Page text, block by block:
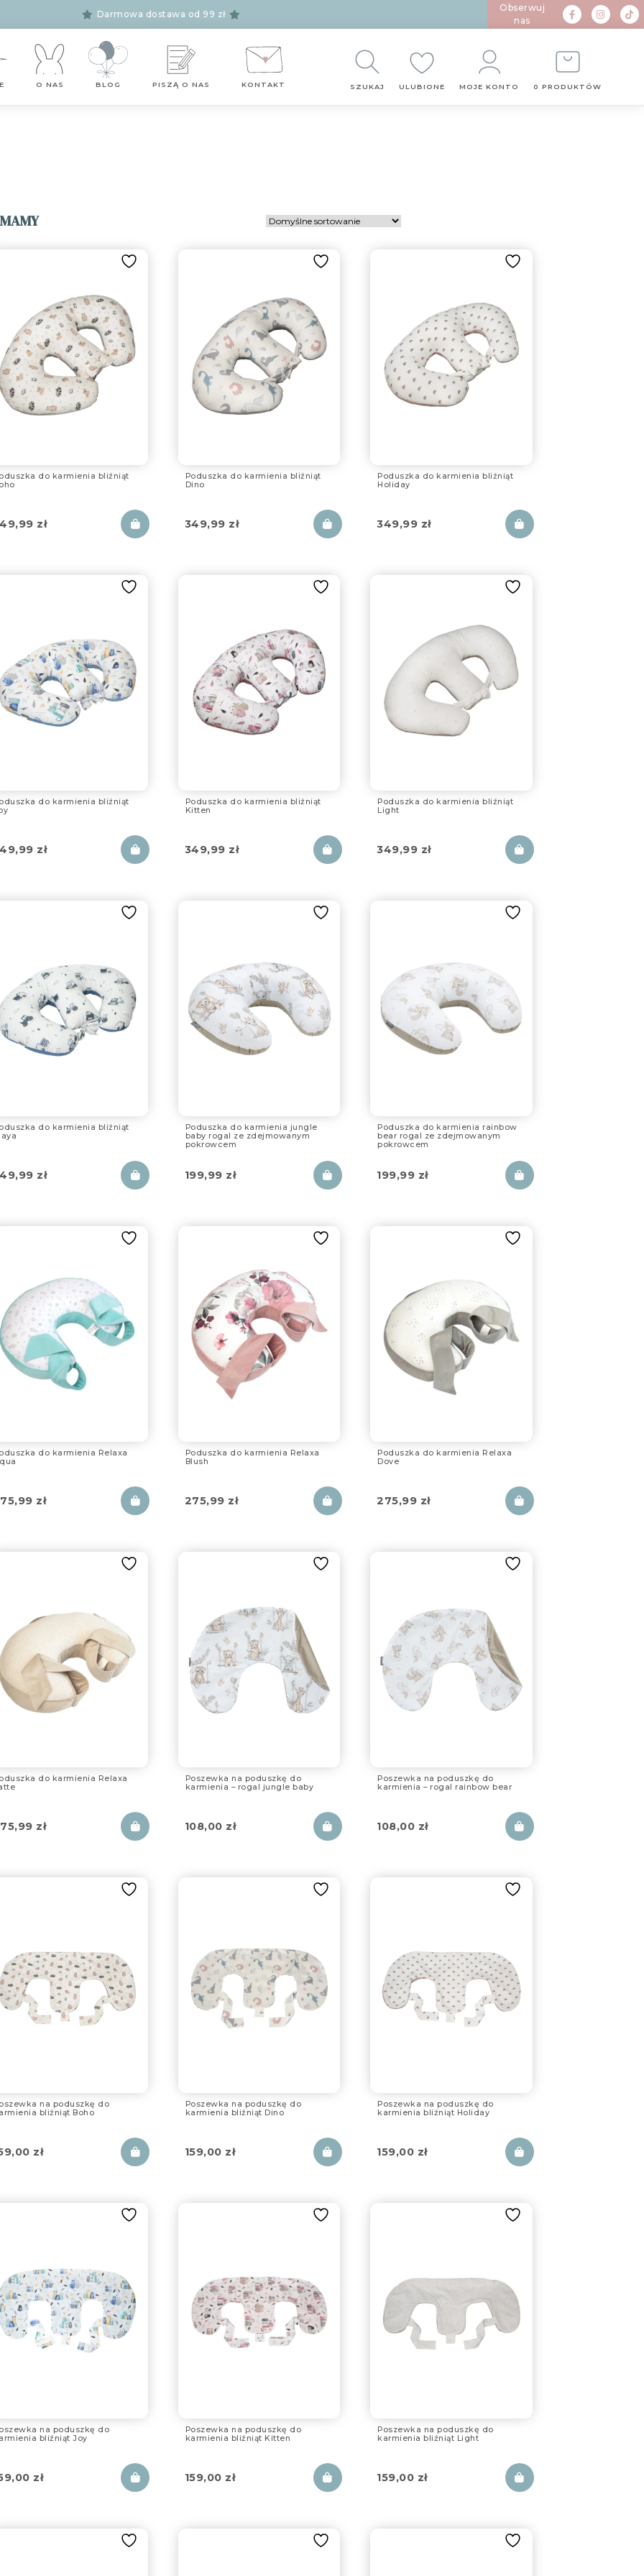
Darmowa dostawa od 99 zł
Obserwuj
nas
O NAS BLOG PISZĄ O NAS KONTAKT SZUKAJ ULUBIONE MOJE KONTO 0 PRODUKTÓW
do karmienia bliźniąt
zł
Poduszka do karmienia bliźniąt
Dino
349,99 zł
Poduszka do karmienia bliźniąt
Holiday
349,99 zł
do karmienia bliźniąt
zł
Poduszka do karmienia bliźniąt
Kitten
349,99 zł
Poduszka do karmienia bliźniąt
Light
349,99 zł
do karmienia bliźniąt
zł
Poduszka do karmienia jungle
baby rogal ze zdejmowanym
pokrowcem
199,99 zł
Poduszka do karmienia rainbow
bear rogal ze zdejmowanym
pokrowcem
199,99 zł
do karmienia Relaxa
zł
Poduszka do karmienia Relaxa
Blush
275,99 zł
Poduszka do karmienia Relaxa
Dove
275,99 zł
do karmienia Relaxa
zł
Poszewka na poduszkę do
karmienia – rogal jungle baby
108,00 zł
Poszewka na poduszkę do
karmienia – rogal rainbow bear
108,00 zł
na poduszkę do
bliźniąt Boho
zł
Poszewka na poduszkę do
karmienia bliźniąt Dino
159,00 zł
Poszewka na poduszkę do
karmienia bliźniąt Holiday
159,00 zł
na poduszkę do
bliźniąt Joy
zł
Poszewka na poduszkę do
karmienia bliźniąt Kitten
159,00 zł
Poszewka na poduszkę do
karmienia bliźniąt Light
159,00 zł